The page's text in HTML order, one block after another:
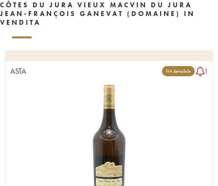
CÔTES DU JURA VIEUX MACVIN DU JURA
JEAN-FRANÇOIS GANEVAT (DOMAINE) IN
VENDITA
ASTA IVA detraibile 1